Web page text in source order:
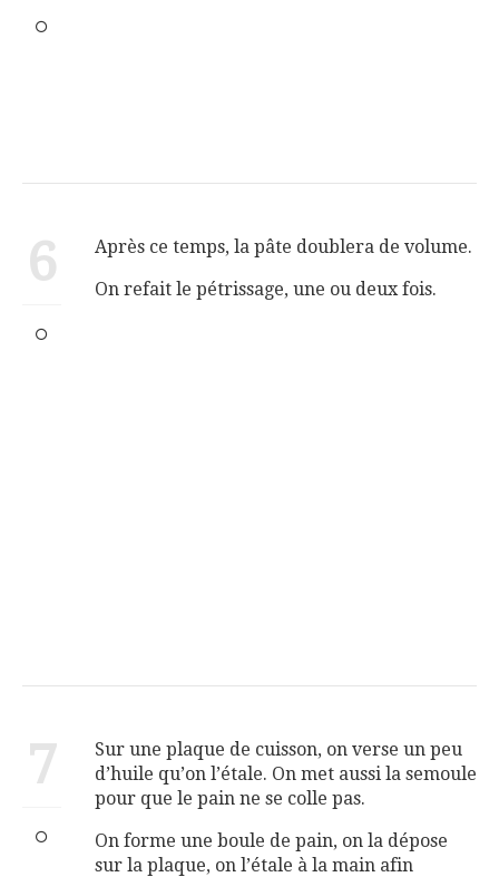
6
Après ce temps, la pâte doublera de volume.
On refait le pétrissage, une ou deux fois.
7
Sur une plaque de cuisson, on verse un peu
d’huile qu’on l’étale. On met aussi la semoule
pour que le pain ne se colle pas.
On forme une boule de pain, on la dépose
sur la plaque, on l’étale à la main afin